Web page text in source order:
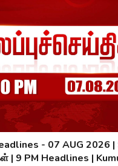
- 07 AUG 2026
| 9 PM Headlines |